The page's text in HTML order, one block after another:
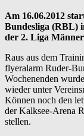
Am 16.06.2012
Bundesliga (RBL)
der 2. Liga
Raus aus dem
flyeralarm Ruder-
Wochenenden
wieder unter
Können noch den
der Kalksee-Arena
stellen.